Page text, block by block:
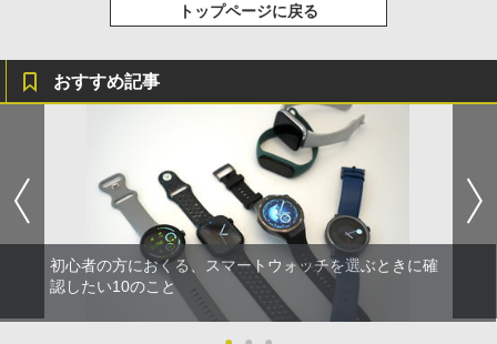
トップページに戻る
おすすめ記事
初心者の方におくる、スマートウォッチを選ぶときに確
認したい10のこと